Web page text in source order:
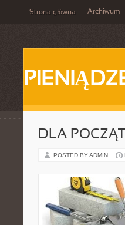
Strona główna Archiwum
DLA
POSTED BY ADMIN